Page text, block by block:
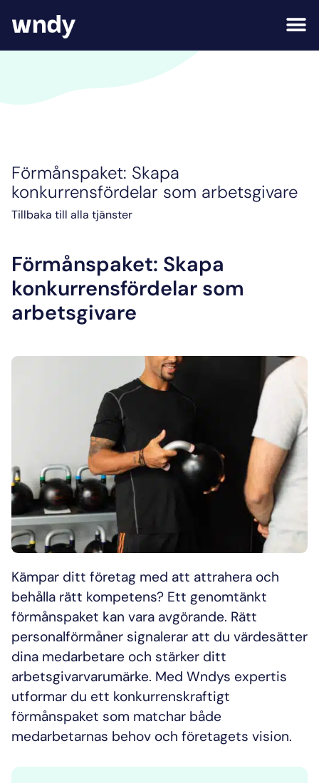
Förmånspaket: Skapa
konkurrensfördelar som arbetsgivare
Tillbaka till alla tjänster
Förmånspaket: Skapa
konkurrensfördelar som
arbetsgivare
Kämpar ditt företag med att attrahera och
behålla rätt kompetens? Ett genomtänkt
förmånspaket kan vara avgörande. Rätt
personalförmåner signalerar att du värdesätter
dina medarbetare och stärker ditt
arbetsgivarvarumärke. Med Wndys expertis
utformar du ett konkurrenskraftigt
förmånspaket som matchar både
medarbetarnas behov och företagets vision.